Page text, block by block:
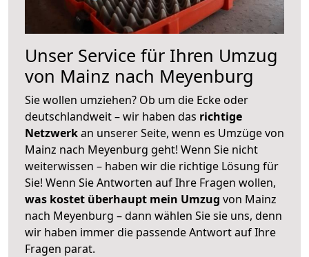
Unser Service für Ihren Umzug
von Mainz nach Meyenburg
Sie wollen umziehen? Ob um die Ecke oder
deutschlandweit – wir haben das richtige
Netzwerkan unserer Seite, wenn es Umzüge von
Mainz nach Meyenburg geht! Wenn Sie nicht
weiterwissen – haben wir die richtige Lösung für
Sie! Wenn Sie Antworten auf Ihre Fragen wollen,
was kostet überhaupt mein Umzug von Mainz
nach Meyenburg – dann wählen Sie sie uns, denn
wir haben immer die passende Antwort auf Ihre
Fragen parat.